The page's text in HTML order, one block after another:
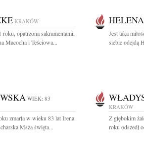
KRAKÓW
opatrzona sakramentami,
Macocha i Teściowa...
Jest taka
siebie odejdą
WIEK: 83
zmarła w wieku 83 lat Irena
Msza święta...
KRAKÓW
Z głębokim
roku odszedł